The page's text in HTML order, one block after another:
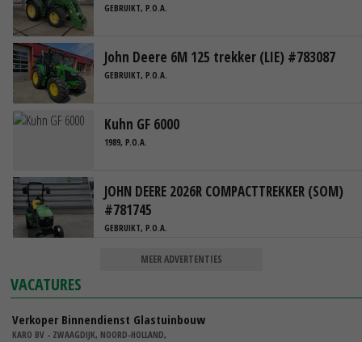
GEBRUIKT, P.O.A.
John Deere 6M 125 trekker (LIE) #783087
GEBRUIKT, P.O.A.
Kuhn GF 6000
1989, P.O.A.
JOHN DEERE 2026R COMPACTTREKKER (SOM)
#781745
GEBRUIKT, P.O.A.
MEER ADVERTENTIES
VACATURES
Verkoper Binnendienst Glastuinbouw
KARO BV - ZWAAGDIJK, NOORD-HOLLAND,